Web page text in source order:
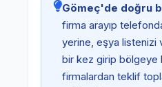
Gömeç'de doğru
firma arayıp
yerine, eşya listenizi
bir kez girip bölgeye
firmalardan teklif